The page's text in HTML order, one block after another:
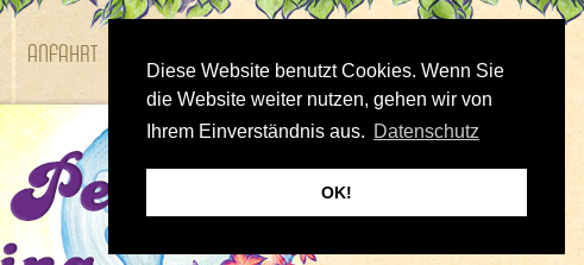
Diese Website benutzt Cookies. Wenn Sie
die Website weiter nutzen, gehen wir von
Ihrem Einverständnis aus. Datenschutz
OK!
Anfahrt Bilder